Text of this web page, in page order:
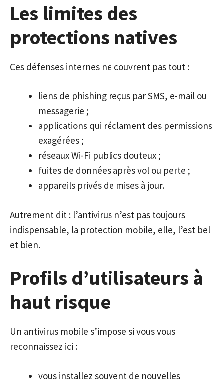
Les limites des
protections natives
Ces défenses internes ne couvrent pas tout :
liens de phishing reçus par SMS, e-mail ou
messagerie ;
applications qui réclament des permissions
exagérées ;
réseaux Wi-Fi publics douteux ;
fuites de données après vol ou perte ;
appareils privés de mises à jour.
Autrement dit : l’antivirus n’est pas toujours
indispensable, la protection mobile, elle, l’est bel
et bien.
Profils d’utilisateurs à
haut risque
Un antivirus mobile s’impose si vous vous
reconnaissez ici :
vous installez souvent de nouvelles